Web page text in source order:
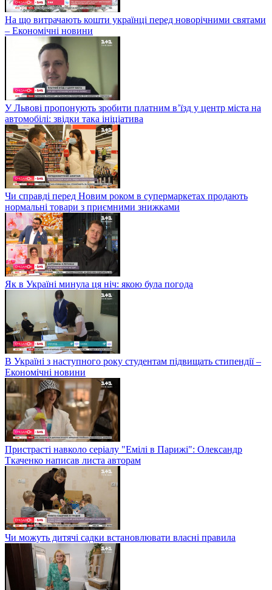
На що витрачають кошти українці перед новорічними святами
– Економічні новини
У Львові пропонують зробити платним в’їзд у центр міста на
автомобілі: звідки така ініціатива
Чи справді перед Новим роком в супермаркетах продають
нормальні товари з приємними знижками
Як в Україні минула ця ніч: якою була погода
В Україні з наступного року студентам підвищать стипендії –
Економічні новини
Пристрасті навколо серіалу "Емілі в Парижі": Олександр
Ткаченко написав листа авторам
Чи можуть дитячі садки встановлювати власні правила